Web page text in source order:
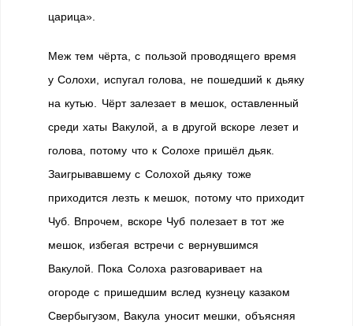
царица».
Меж тем чёрта, с пользой проводящего время
у Солохи, испугал голова, не пошедший к дьяку
на кутью. Чёрт залезает в мешок, оставленный
среди хаты Вакулой, а в другой вскоре лезет и
голова, потому что к Солохе пришёл дьяк.
Заигрывавшему с Солохой дьяку тоже
приходится лезть к мешок, потому что приходит
Чуб. Впрочем, вскоре Чуб полезает в тот же
мешок, избегая встречи с вернувшимся
Вакулой. Пока Солоха разговаривает на
огороде с пришедшим вслед кузнецу казаком
Свербыгузом, Вакула уносит мешки, объясняя